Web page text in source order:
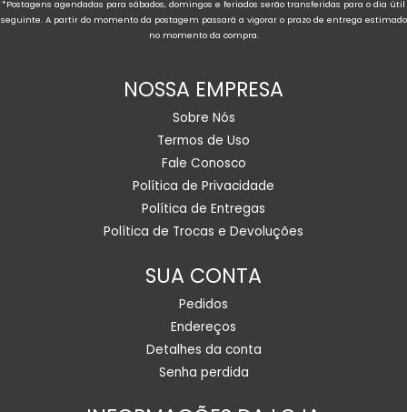
*Postagens agendadas para sábados, domingos e feriados serão transferidas para o dia útil
seguinte. A partir do momento da postagem passará a vigorar o prazo de entrega estimado
no momento da compra.
NOSSA EMPRESA
Sobre Nós
Termos de Uso
Fale Conosco
Política de Privacidade
Política de Entregas
Política de Trocas e Devoluções
SUA CONTA
Pedidos
Endereços
Detalhes da conta
Senha perdida